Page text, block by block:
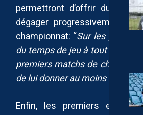
permettront d’offrir du
dégager progressivement
championnat: “Sur les
du temps de jeu à tout le
premiers matchs de
de lui donner au moins 90
Enfin, les premiers